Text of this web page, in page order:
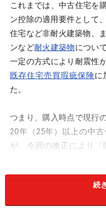
これまでは、中古住宅を
ン控除の適用要件として
住宅など非耐火建築物、
ンなど耐火建築物につい
一定の方式により耐震性
既存住宅売買瑕疵保険に
た。
つまり、購入時点で現行
20年（25年）以上の中
が、今回の改正により
の適用が可能となりまし
日以降に契約をした場合が
続